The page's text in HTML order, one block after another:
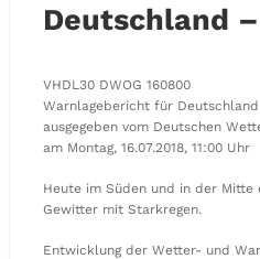
Deutschland –
VHDL30 DWOG 160800
Warnlagebericht für Deutschland
ausgegeben vom Deutschen
am Montag, 16.07.2018, 11:00 Uhr
Heute im Süden und in der Mitte
Gewitter mit Starkregen.
Entwicklung der Wetter- und